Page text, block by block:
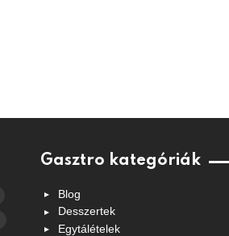
Gasztro kategóriák
Blog
Desszertek
Egytálételek